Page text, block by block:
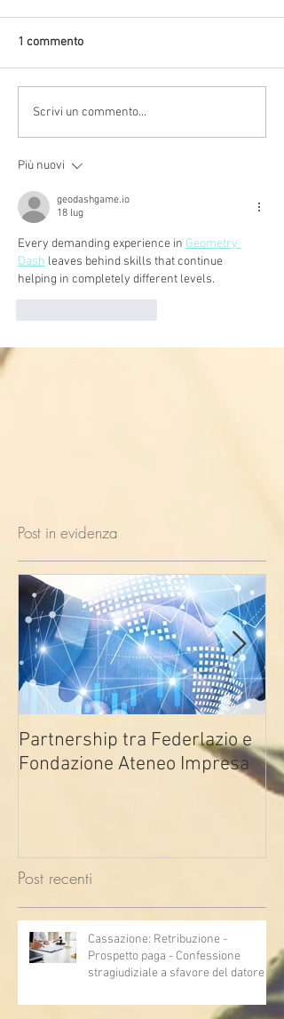
1 commento
Scrivi un commento...
Più nuovi
geodashgame.io
18 lug
Every demanding experience in Geometry
Dash leaves behind skills that continue
helping in completely different levels.
Post in evidenza
Partnership tra Federlazio e
Fondazione Ateneo Impresa
Post recenti
Cassazione: Retribuzione -
Prospetto paga - Confessione
stragiudiziale a sfavore del datore di
lavoro - Prova legale - Sussiste. (Cc,
articoli 1362, 2697, 2730, 2732, 2734